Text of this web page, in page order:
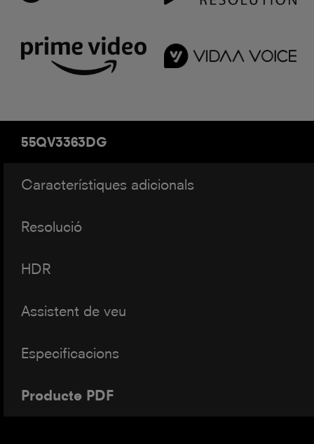
55QV3363DG
Característiques adicionals
Resolució
HDR
Assistent de veu
Especificacions
Producte PDF